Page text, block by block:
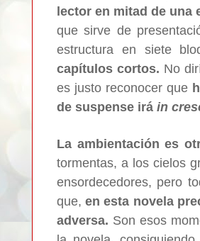
lector en mitad de una
que sirve de
estructura en siete
capítulos cortos. No
es justo reconocer que
de suspense irá in
La ambientación es
tormentas, a los cielos
ensordecedores, pero
que,en esta novela
adversa. Son esos